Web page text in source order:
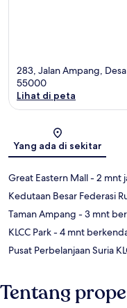
283, Jalan Ampang,
55000
Lihat di peta
Yang ada di sekitar
Great Eastern Mall- 2 mnt
Kedutaan Besar Federasi
Taman Ampang - 3 mnt
KLCC Park- 4 mnt
Pusat Perbelanjaan Suria
Tentang